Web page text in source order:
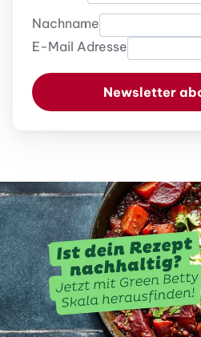
Nachname
E-Mail Adresse
Newsletter